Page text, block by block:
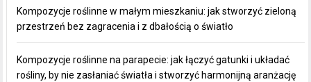
Kompozycje roślinne w małym mieszkaniu: jak stworzyć zieloną
przestrzeń bez zagracenia i z dbałością o światło
Kompozycje roślinne na parapecie: jak łączyć gatunki i układać
rośliny, by nie zasłaniać światła i stworzyć harmonijną aranżację